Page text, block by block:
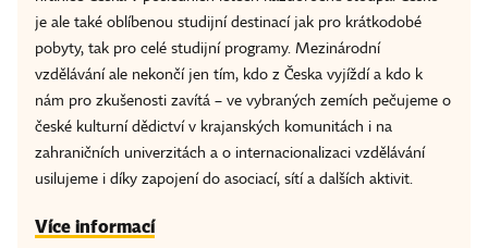
je ale také oblíbenou studijní destinací jak pro krátkodobé
pobyty, tak pro celé studijní programy. Mezinárodní
vzdělávání ale nekončí jen tím, kdo z Česka vyjíždí a kdo k
nám pro zkušenosti zavítá – ve vybraných zemích pečujeme o
české kulturní dědictví v krajanských komunitách i na
zahraničních univerzitách a o internacionalizaci vzdělávání
usilujeme i díky zapojení do asociací, sítí a dalších aktivit.
Více informací